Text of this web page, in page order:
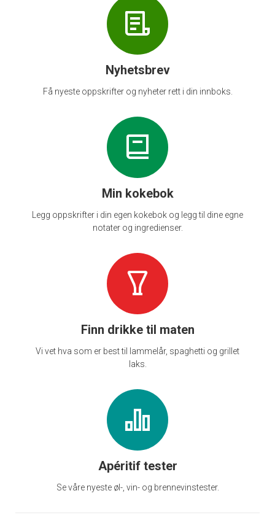
Nyhetsbrev
Få nyeste oppskrifter og nyheter rett i din innboks.
Min kokebok
Legg oppskrifter i din egen kokebok og legg til dine egne
notater og ingredienser.
Finn drikke til maten
Vi vet hva som er best til lammelår, spaghetti og grillet
laks.
Apéritif tester
Se våre nyeste øl-, vin- og brennevinstester.